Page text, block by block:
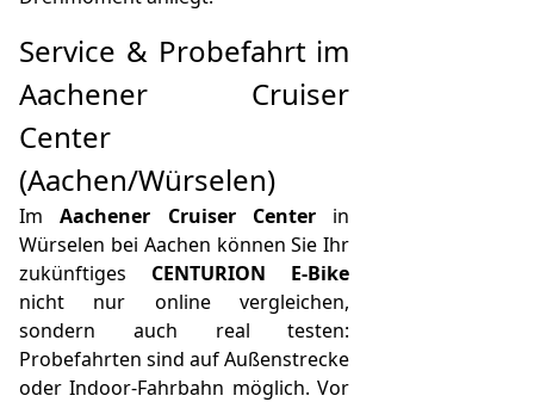
Service & Probefahrt im
Aachener Cruiser
Center
(Aachen/Würselen)
ImAachener Cruiser Centerin
Würselen bei Aachen können Sie Ihr
zukünftiges CENTURION E-Bike
nicht nur online vergleichen,
sondern auch real testen:
Probefahrten sind auf Außenstrecke
oder Indoor-Fahrbahn möglich. Vor